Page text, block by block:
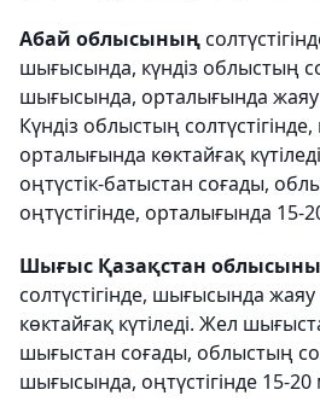
Абай облысының
шығысында, күндіз облыстың
шығысында, орталығында жаяу
Күндіз облыстың
орталығында көктайғақ
оңтүстік-батыстан соғады,
оңтүстігінде, орталығында 15-
Шығыс Қазақстан
солтүстігінде, шығысында
көктайғақ күтіледі. Жел
шығыстан соғады, облыстың
шығысында, оңтүстігінде 15-20